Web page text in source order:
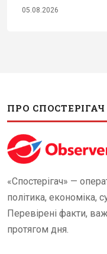
05.08.2026
ПРО СПОСТЕРІГАЧ
«Спостерігач» —
політика, економіка,
Перевірені факти,
протягом дня.